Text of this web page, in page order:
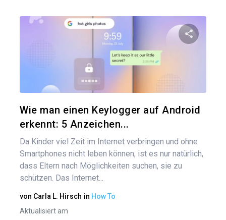
Wie man einen Keylogger auf Android
erkennt: 5 Anzeichen...
Da Kinder viel Zeit im Internet verbringen und ohne
Smartphones nicht leben können, ist es nur natürlich,
dass Eltern nach Möglichkeiten suchen, sie zu
schützen. Das Internet...
von Carla L. Hirsch in How To
Aktualisiert am